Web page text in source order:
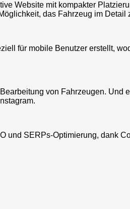
Website mit kompakter
das Fahrzeug im Detail
für mobile Benutzer erstellt,
von Fahrzeugen. Und
und SERPs-Optimierung, dank